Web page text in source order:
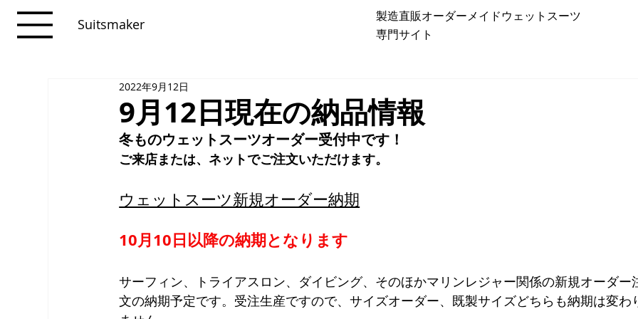
Suitsmaker
製造直販オーダーメイドウェットスーツ
専門サイト
9月12日現在の納品情報
2022年9月12日
冬ものウェットスーツオーダー受付中です！
ご来店または、ネットでご注文いただけます。
ウェットスーツ新規オーダー納期
10月10日以降の納期となります
サーフィン、トライアスロン、ダイビング、そのほかマリンレジャー関係の新規オーダー
文の納期予定です。受注生産ですので、サイズオーダー、既製サイズどちらも納期は変わ